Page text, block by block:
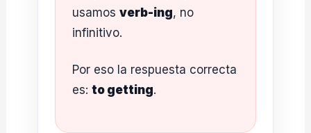
usamosverb-ing, no
infinitivo.
Por eso la respuesta correcta
es:to getting.